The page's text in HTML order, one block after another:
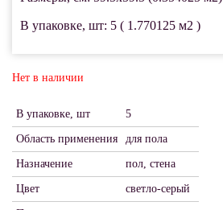
В упаковке, шт: 5 ( 1.770125 м2 )
Нет в наличии
В упаковке, шт 5
Область применения для пола
Назначение пол, стена
Цвет светло-серый